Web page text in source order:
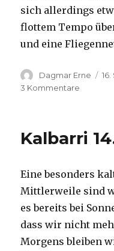
sich allerdings
flottem Tempo
und eine
Autor
Dagmar Erne
3 Kommentare
Kalbarri
Eine besonders
Mittlerweile sind
es bereits bei
dass wir nicht
Morgens bleiben